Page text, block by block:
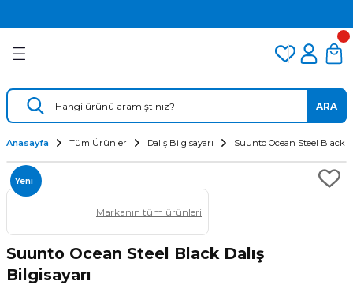
Dalış Regülatörü
Dalış Konsolu
ARA
Anasayfa Tüm Ürünler Dalış Bilgisayarı Suunto Ocean Steel Black
Yeni
Markanın tüm ürünleri
Suunto Ocean Steel Black Dalış
Bilgisayarı